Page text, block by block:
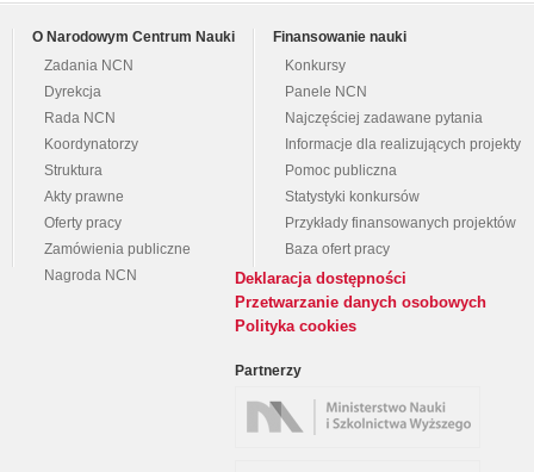
O Narodowym Centrum Nauki
Zadania NCN
Dyrekcja
Rada NCN
Koordynatorzy
Struktura
Akty prawne
Oferty pracy
Zamówienia publiczne
Nagroda NCN
Finansowanie nauki
Konkursy
Panele NCN
Najczęściej zadawane pytania
Informacje dla realizujących projekty
Pomoc publiczna
Statystyki konkursów
Przykłady finansowanych projektów
Baza ofert pracy
Deklaracja dostępności
Przetwarzanie danych osobowych
Polityka cookies
Partnerzy